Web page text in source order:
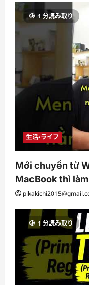
1 分読み取り
生活・ライフ
Mới chuyển từ
MacBook thì
1 分読み取り